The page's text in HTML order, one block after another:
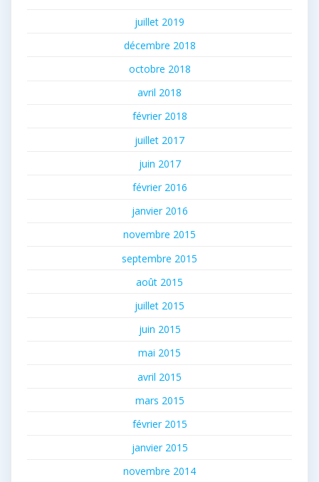
juillet 2019
décembre 2018
octobre 2018
avril 2018
février 2018
juillet 2017
juin 2017
février 2016
janvier 2016
novembre 2015
septembre 2015
août 2015
juillet 2015
juin 2015
mai 2015
avril 2015
mars 2015
février 2015
janvier 2015
novembre 2014